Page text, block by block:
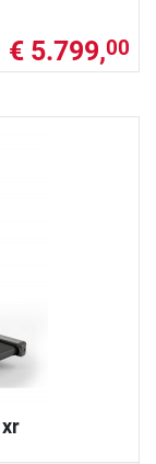
€ 5.799,00